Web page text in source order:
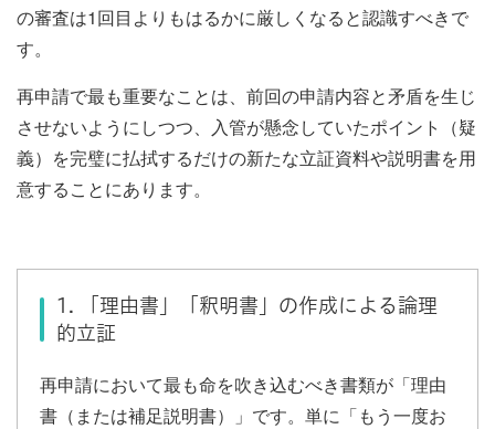
の審査は1回目よりもはるかに厳しくなると認識すべきで
す。
再申請で最も重要なことは、前回の申請内容と矛盾を生じ
させないようにしつつ、入管が懸念していたポイント（疑
義）を完璧に払拭するだけの新たな立証資料や説明書を用
意することにあります。
1. 「理由書」「釈明書」の作成による論理
的立証
再申請において最も命を吹き込むべき書類が「理由
書（または補足説明書）」です。単に「もう一度お